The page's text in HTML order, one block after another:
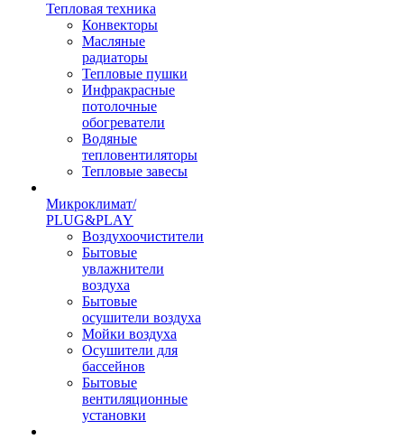
Тепловая техника
Конвекторы
Масляные
радиаторы
Тепловые пушки
Инфракрасные
потолочные
обогреватели
Водяные
тепловентиляторы
Тепловые завесы
Микроклимат/
PLUG&PLAY
Воздухоочистители
Бытовые
увлажнители
воздуха
Бытовые
осушители воздуха
Мойки воздуха
Осушители для
бассейнов
Бытовые
вентиляционные
установки